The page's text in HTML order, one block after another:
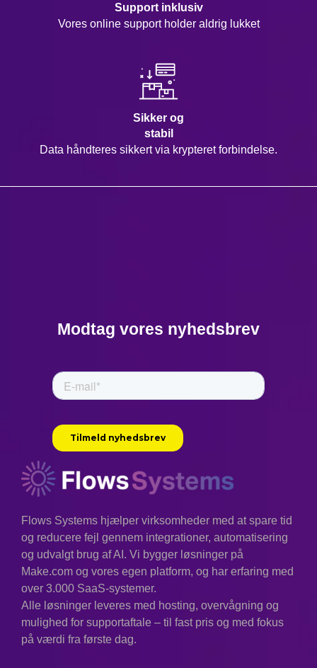
Support inklusiv
Vores online support holder aldrig lukket
Sikker og
stabil
Data håndteres sikkert via krypteret forbindelse.
Modtag vores nyhedsbrev
Flows Systems hjælper virksomheder med at spare tid
og reducere fejl gennem integrationer, automatisering
og udvalgt brug af AI. Vi bygger løsninger på
Make.com og vores egen platform, og har erfaring med
over 3.000 SaaS-systemer.
Alle løsninger leveres med hosting, overvågning og
mulighed for supportaftale – til fast pris og med fokus
på værdi fra første dag.